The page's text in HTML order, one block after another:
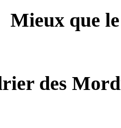
Mieux que
des